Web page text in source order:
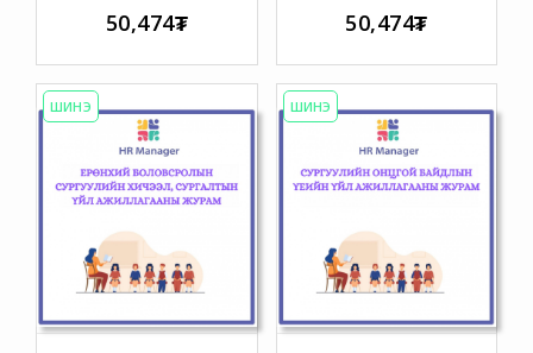
ИРСЭН САНАЛ,
ГОМДЛЫГ
ХҮЛЭЭН АВАХ,
ШИЙДВЭРЛЭХ
ЖУРАМ
50,474₮
СУРАГЧИЙН
МЭДЛЭГ,
ЧАДВАРЫГ
ҮНЭЛЭХ
ЖУРАМ
50,474₮
ШИНЭ ШИНЭ